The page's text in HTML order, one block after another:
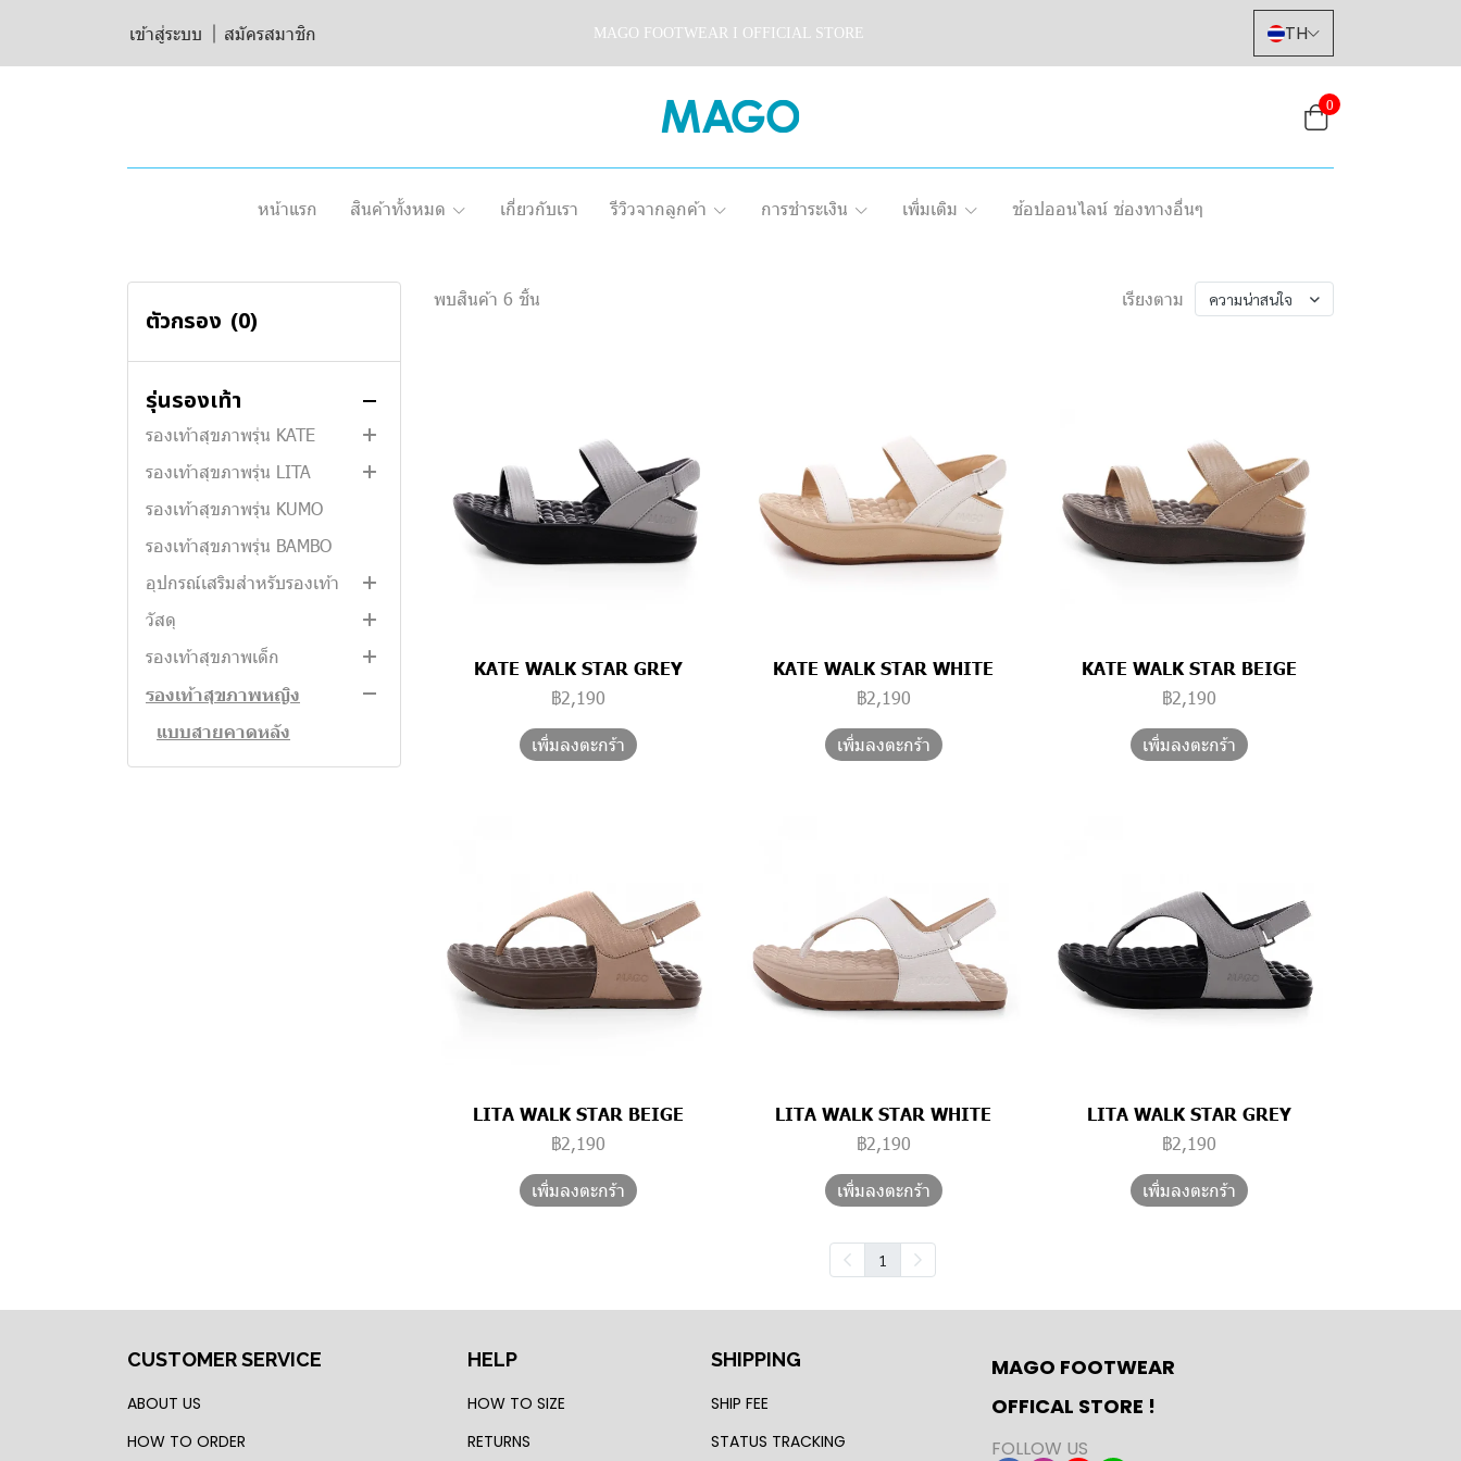
เข้าสู่ระบบ สมัครสมาชิก MAGO FOOTWEAR I OFFICIAL STORE TH
0
หน้าแรก สินค้าทั้งหมด เกี่ยวกับเรา รีวิวจากลูกค้า การชำระเงิน เพิ่มเติม ช้อปออนไลน์ ช่องทางอื่นๆ
ตัวกรอง (0)
รุ่นรองเท้า
รองเท้าสุขภาพรุ่น WICKER
รองเท้าสุขภาพรุ่น De BEAN II
รองเท้าสุขภาพรุ่น CRUVE
รองเท้าสุขภาพรุ่น MONICA
รองเท้าสุขภาพรุ่น RINA
รองเท้าสุขภาพรุ่น MILA
รองเท้าสุขภาพรุ่น WAVE
รองเท้าสุขภาพรุ่น WAVE FLIP
รองเท้าสุขภาพรุ่น WAVE
SLIDE
รองเท้าสุขภาพรุ่น KATE
รองเท้าสุขภาพรุ่น KATE
WALKSTAR
รองเท้าสุขภาพรุ่น LITA
รองเท้าสุขภาพรุ่น LITA
WALKSTAR
รองเท้าสุขภาพรุ่น KUMO
รองเท้าสุขภาพรุ่น BAMBO
อุปกรณ์เสริมสำหรับรองเท้า
MAGO POPZ
วัสดุ
EVA
หนังแท้
รองเท้าสุขภาพเด็ก
แบบสายคาดหลัง
แบบสวม
แบบหนีบ
รองเท้าสุขภาพหญิง
แบบสายคาดหลัง
แบบหนีบ
พบสินค้า 6 ชิ้น เรียงตาม ความน่าสนใจ
KATE WALK STAR GREY
฿2,190
เพิ่มลงตะกร้า
KATE WALK STAR WHITE
฿2,190
เพิ่มลงตะกร้า
KATE WALK STAR BEIGE
฿2,190
เพิ่มลงตะกร้า
LITA WALK STAR BEIGE
฿2,190
เพิ่มลงตะกร้า
LITA WALK STAR WHITE
฿2,190
เพิ่มลงตะกร้า
LITA WALK STAR GREY
฿2,190
เพิ่มลงตะกร้า
1
CUSTOMER SERVICE
ABOUT US
HOW TO ORDER
HELP
HOW TO SIZE
RETURNS
SHIPPING
SHIP FEE
STATUS TRACKING
MAGO FOOTWEAR
OFFICAL STORE !
FOLLOW US